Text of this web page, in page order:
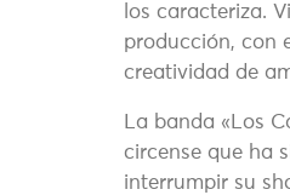
los caracteriza.
producción, con
creatividad de
La banda «Los
circense que ha
interrumpir su